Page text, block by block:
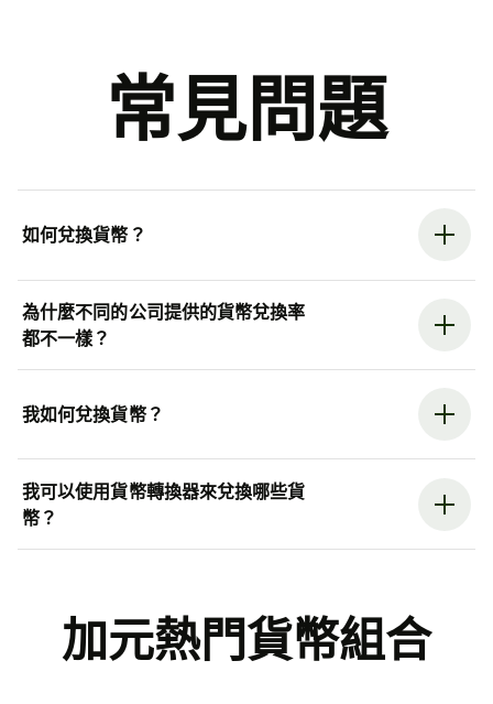
常見問題
如何兌換貨幣？
為什麼不同的公司提供的貨幣兌換率
都不一樣？
我如何兌換貨幣？
我可以使用貨幣轉換器來兌換哪些貨
幣？
加元熱門貨幣組合